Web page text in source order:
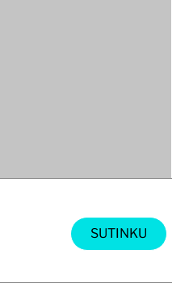
į priekį galima sutaupyti
SUTINKU